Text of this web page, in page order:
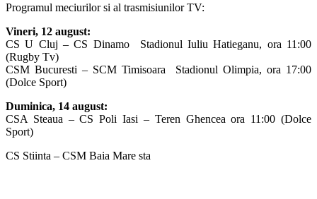
Programul meciurilor si al trasmisiunilor TV:
Vineri, 12 august:
CS U Cluj – CS Dinamo Stadionul Iuliu Hatieganu, ora 11:00
(Rugby Tv)
CSM Bucuresti – SCM Timisoara Stadionul Olimpia, ora 17:00
(Dolce Sport)
Duminica, 14 august:
CSA Steaua – CS Poli Iasi – Teren Ghencea ora 11:00 (Dolce
Sport)
CS Stiinta – CSM Baia Mare sta